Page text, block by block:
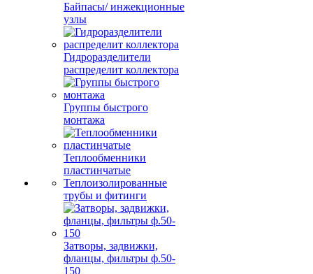
Байпасы/ инжекционные
узлы
Гидроразделители
распределит коллектора
Группы быстрого
монтажа
Теплообменники
пластинчатые
Теплоизолированные
трубы и фитинги
Затворы, задвижки,
фланцы, фильтры ф.50-
150